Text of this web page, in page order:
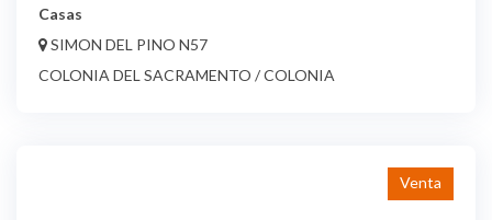
Casas
SIMON DEL PINO N57
COLONIA DEL SACRAMENTO / COLONIA
Venta